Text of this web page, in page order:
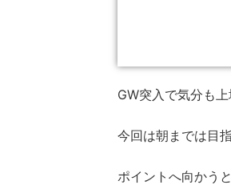
GW突入で気分も
今回は朝までは目
ポイントへ向かう